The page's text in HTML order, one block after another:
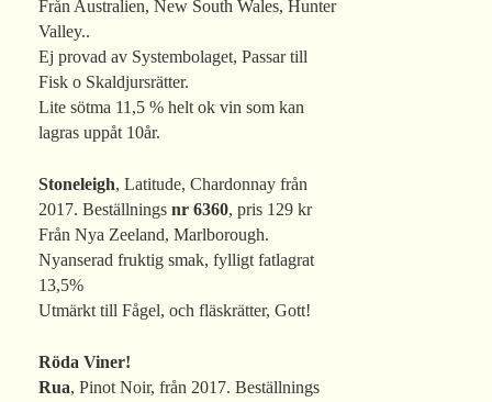
Från Australien, New South Wales, Hunter
Valley..
Ej provad av Systembolaget, Passar till
Fisk o Skaldjursrätter.
Lite sötma 11,5 % helt ok vin som kan
lagras uppåt 10år.
Stoneleigh, Latitude, Chardonnay från
2017. Beställnings nr 6360, pris 129 kr
Från Nya Zeeland, Marlborough.
Nyanserad fruktig smak, fylligt fatlagrat
13,5%
Utmärkt till Fågel, och fläskrätter, Gott!
Röda Viner!
Rua, Pinot Noir, från 2017. Beställnings